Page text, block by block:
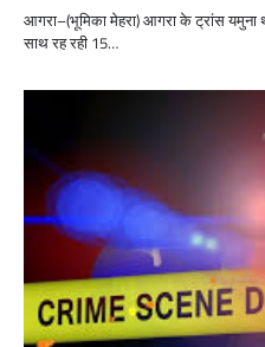
आगरा–(भूमिका मेहरा) आगरा के ट्रांस यमुना
साथ रह रही 15…